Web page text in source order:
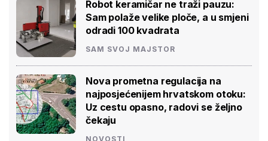
Robot keramičar ne traži pauzu:
Sam polaže velike ploče, a u smjeni
odradi 100 kvadrata
SAM SVOJ MAJSTOR
Nova prometna regulacija na
najposjećenijem hrvatskom otoku:
Uz cestu opasno, radovi se željno
čekaju
NOVOSTI